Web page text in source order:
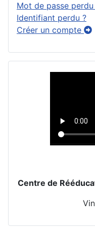
Mot de passe perdu
Identifiant perdu ?
Créer un compte
Centre de